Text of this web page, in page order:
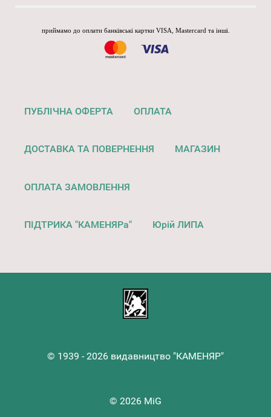
приймамо до оплати банківські картки VISA, Mastercard та інші.
ПУБЛІЧНА ОФЕРТА ОПЛАТА
ДОСТАВКА ТА ПОВЕРНЕННЯ МАГАЗИН
ОПЛАТА ЗАМОВЛЕННЯ
ПІДТРИКА "КАМЕНЯРа" Юрій ЛИПА
© 1939 - 2026 видавництво "КАМЕНЯР"
© 2026 MiG